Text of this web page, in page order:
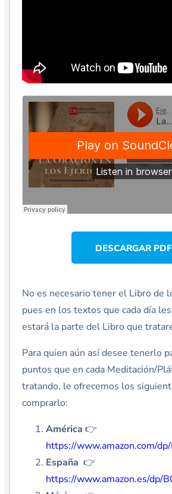
DESCARGAR PDF
No es necesario tener el Libro de
pues en los textos que cada día
estará la parte del Libro que
Para quien aún así desee tenerlo
puntos que en cada Meditación/
tratando, le ofrecemos los
comprarlo:
América 👉
https://www.amazon.com/
España 👉
https://www.amazon.es/dp/